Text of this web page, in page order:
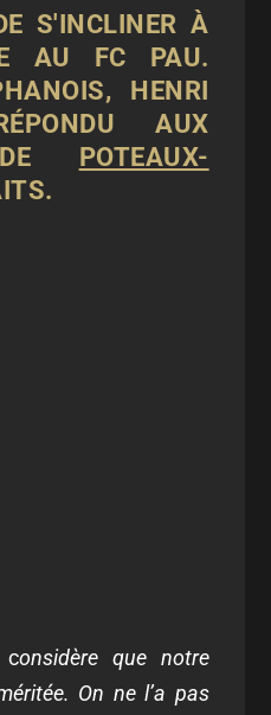
S'INCLINER À
AU FC PAU.
HENRI
AUX
DE POTEAUX-
considère que notre
On ne l’a pas